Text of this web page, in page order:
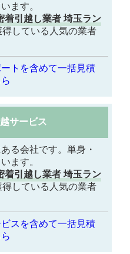
ます。
着引越し業者 埼玉ラン
得している人気の業者
トを含めて一括見積
サービス
る会社です。単身・
ます。
着引越し業者 埼玉ラン
得している人気の業者
スを含めて一括見積